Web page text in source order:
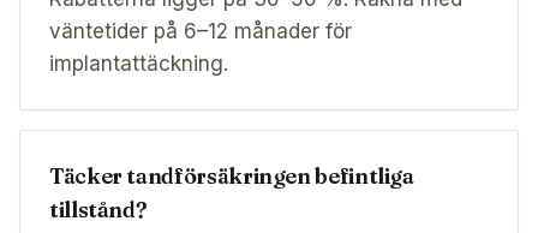
väntetider på 6–12 månader för
implantattäckning.
Täcker tandförsäkringen befintliga
tillstånd?